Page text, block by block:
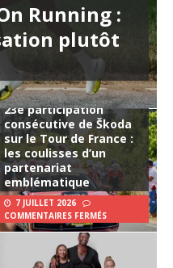
Running :
plutôt
23e participation
consécutive de Škoda
sur le Tour de France :
les coulisses d’un
partenariat
emblématique
7 JUILLET 2026
COMMENTAIRES FERMÉS